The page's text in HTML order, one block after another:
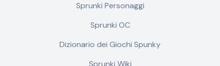
Sprunki Personaggi
Sprunki OC
Dizionario dei Giochi Spunky
Sprunki Wiki